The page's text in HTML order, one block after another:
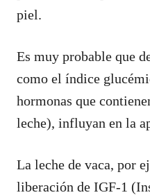
piel.
Es muy probable que
como el índice
hormonas que
leche), influyan en la
La leche de vaca, por
liberación de IGF-1